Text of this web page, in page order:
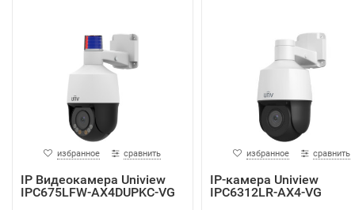
избранное сравнить
IP Видеокамера Uniview
IPC675LFW-AX4DUPKC-VG
избранное сравнить
IP-камера Uniview
IPC6312LR-AX4-VG